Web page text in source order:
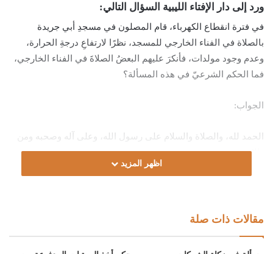
ورد إلى دار الإفتاء الليبية السؤال التالي:
في فترة انقطاع الكهرباء، قام المصلون في مسجدِ أبي جريدة
بالصلاة في الفناء الخارجي للمسجد، نظرًا لارتفاعِ درجةِ الحرارة،
وعدم وجود مولدات، فأنكرَ عليهم البعضُ الصلاةَ في الفناء الخارجي،
فما الحكم الشرعيّ في هذه المسألة؟
الجواب:
الحمد لله، والصلاة والسلام على رسول الله، وعلى آله وصحبه ومن
والاه.
فإن إقامة صلاة الجماعة في المساجد سنةٌ مؤكدةٌ، قال الدردير رحمه
اظهر المزيد
مقالات ذات صلة